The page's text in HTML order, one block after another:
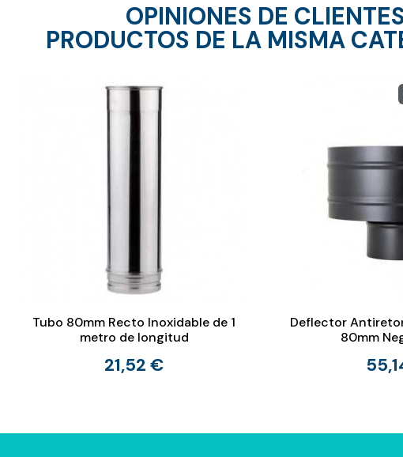
OPINIONES DE CLIENTES
PRODUCTOS DE LA MISMA
Tubo 80mm Recto Inoxidable de 1
metro de longitud
21,52 €
Deflector
80mm